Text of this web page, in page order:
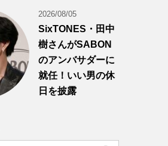
2026/08/05
SixTONES・田中
樹さんがSABON
のアンバサダーに
就任！いい男の休
日を披露